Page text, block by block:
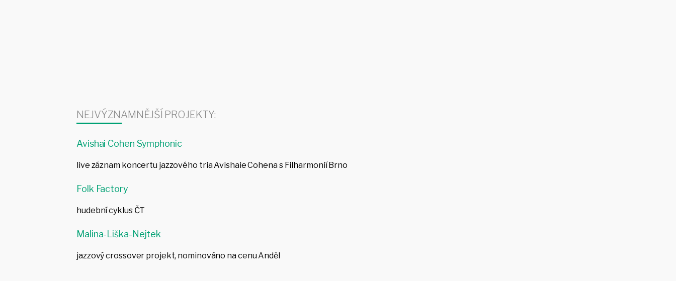
NEJVÝZNAMNĚJŠÍ PROJEKTY:
Avishai Cohen Symphonic
live záznam koncertu jazzového tria Avishaie Cohena s Filharmonií Brno
Folk Factory
hudební cyklus ČT
Malina-Liška-Nejtek
jazzový crossover projekt, nominováno na cenu Anděl